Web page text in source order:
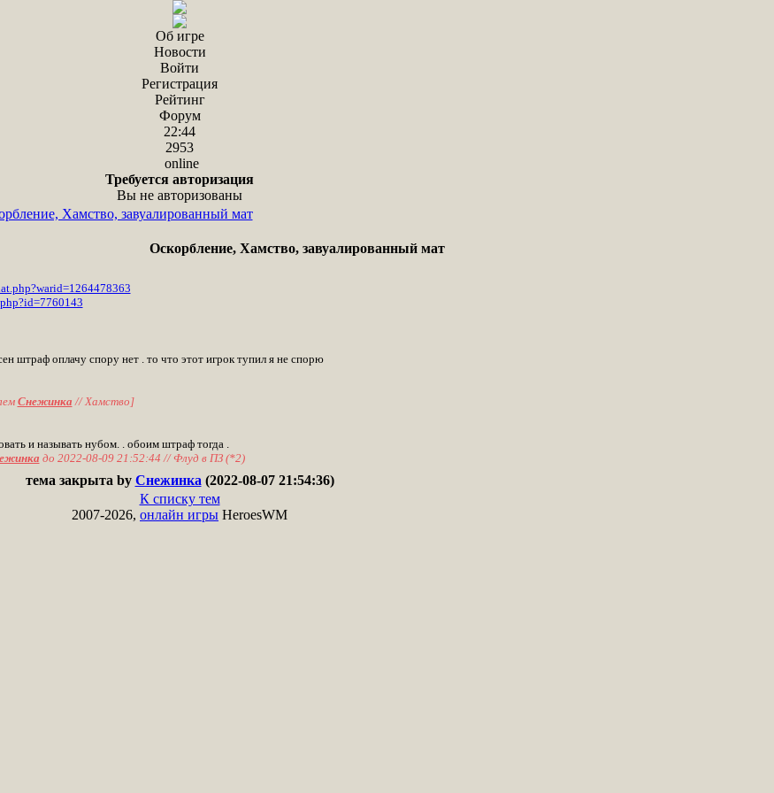
Об игре
Новости
Войти
Регистрация
Рейтинг
Форум
22:44
2953
online
Требуется авторизация
Вы не авторизованы
Хамство, завуалированный мат
Оскорбление, Хамство, завуалированный мат
штраф оплачу спору нет . то что этот игрок тупил я не спорю
Снежинка // Хамство]
и называть нубом. . обоим штраф тогда .
до 2022-08-09 21:52:44 // Флуд в ПЗ (*2)
тема закрыта by Снежинка (2022-08-07 21:54:36)
К списку тем
2007-2026, онлайн игры HeroesWM